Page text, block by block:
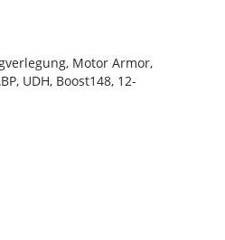
Motor Armor,
UDH, Boost148, 12-